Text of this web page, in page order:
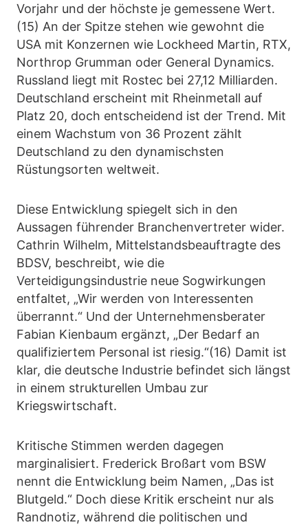
Vorjahr und der höchste je gemessene Wert.
(15) An der Spitze stehen wie gewohnt die
USA mit Konzernen wie Lockheed Martin, RTX,
Northrop Grumman oder General Dynamics.
Russland liegt mit Rostec bei 27,12 Milliarden.
Deutschland erscheint mit Rheinmetall auf
Platz 20, doch entscheidend ist der Trend. Mit
einem Wachstum von 36 Prozent zählt
Deutschland zu den dynamischsten
Rüstungsorten weltweit.
Diese Entwicklung spiegelt sich in den
Aussagen führender Branchenvertreter wider.
Cathrin Wilhelm, Mittelstandsbeauftragte des
BDSV, beschreibt, wie die
Verteidigungsindustrie neue Sogwirkungen
entfaltet, „Wir werden von Interessenten
überrannt.“ Und der Unternehmensberater
Fabian Kienbaum ergänzt, „Der Bedarf an
qualifiziertem Personal ist riesig.“(16) Damit ist
klar, die deutsche Industrie befindet sich längst
in einem strukturellen Umbau zur
Kriegswirtschaft.
Kritische Stimmen werden dagegen
marginalisiert. Frederick Broßart vom BSW
nennt die Entwicklung beim Namen, „Das ist
Blutgeld.“ Doch diese Kritik erscheint nur als
Randnotiz, während die politischen und